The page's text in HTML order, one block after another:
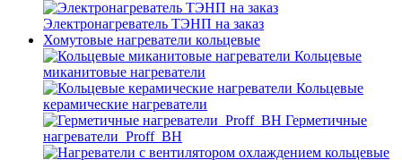
Электронагреватель ТЭНП на заказ
Хомутовые нагреватели кольцевые
Кольцевые
миканитовые нагреватели
Кольцевые
керамические нагреватели
Герметичные
нагреватели_Proff_BH